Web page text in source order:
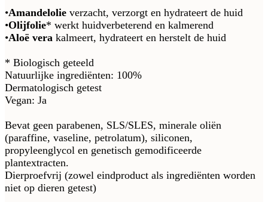
•Amandelolie verzacht, verzorgt en hydrateert de huid
•Olijfolie* werkt huidverbeterend en kalmerend
•Aloë vera kalmeert, hydrateert en herstelt de huid
* Biologisch geteeld
Natuurlijke ingrediënten: 100%
Dermatologisch getest
Vegan: Ja
Bevat geen parabenen, SLS/SLES, minerale oliën
(paraffine, vaseline, petrolatum), siliconen,
propyleenglycol en genetisch gemodificeerde
plantextracten.
Dierproefvrij (zowel eindproduct als ingrediënten worden
niet op dieren getest)